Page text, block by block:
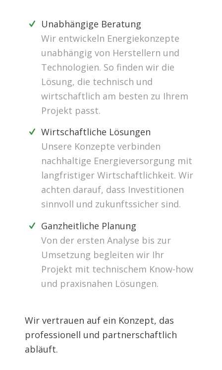
Unabhängige Beratung
Wir entwickeln Energiekonzepte
unabhängig von Herstellern und
Technologien. So finden wir die
Lösung, die technisch und
wirtschaftlich am besten zu Ihrem
Projekt passt.
Wirtschaftliche Lösungen
Unsere Konzepte verbinden
nachhaltige Energieversorgung mit
langfristiger Wirtschaftlichkeit. Wir
achten darauf, dass Investitionen
sinnvoll und zukunftssicher sind.
Ganzheitliche Planung
Von der ersten Analyse bis zur
Umsetzung begleiten wir Ihr
Projekt mit technischem Know-how
und praxisnahen Lösungen.
Wir vertrauen auf ein Konzept, das
professionell und partnerschaftlich
abläuft.